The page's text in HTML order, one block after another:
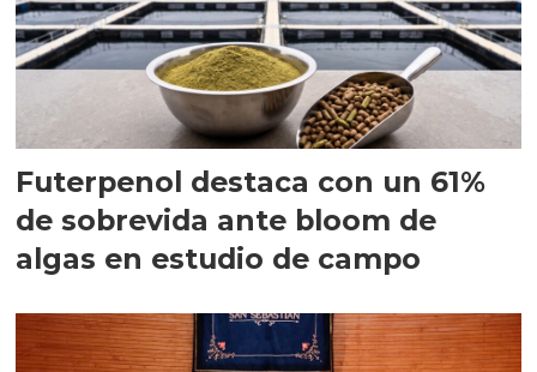
Futerpenol destaca con un 61%
de sobrevida ante bloom de
algas en estudio de campo